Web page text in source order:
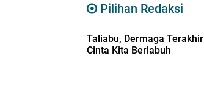
Pilihan Redaksi
Taliabu, Dermaga Terakhir
Cinta Kita Berlabuh